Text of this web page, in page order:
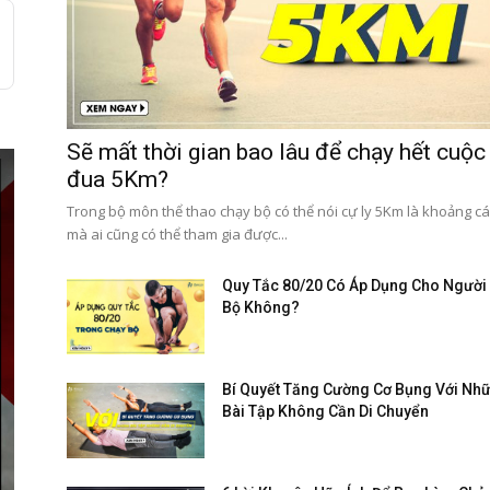
Sẽ mất thời gian bao lâu để chạy hết cuộc
đua 5Km?
Trong bộ môn thể thao chạy bộ có thể nói cự ly 5Km là khoảng
mà ai cũng có thể tham gia được...
Quy Tắc 80/20 Có Áp Dụng Cho Người
Bộ Không?
Bí Quyết Tăng Cường Cơ Bụng Với
Bài Tập Không Cần Di Chuyển